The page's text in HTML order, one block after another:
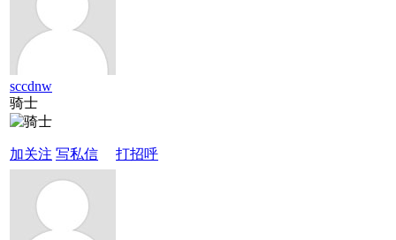
sccdnw
骑士
加关注 写私信 打招呼